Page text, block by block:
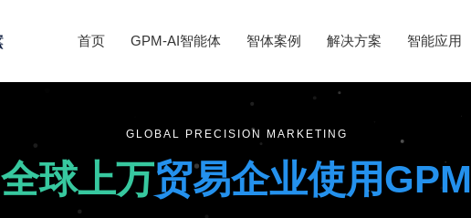
首页 GPM-AI智能体 智体案例 解决方案 智能应用
GLOBAL PRECISION MARKETING
全球上万贸易企业使用GPM